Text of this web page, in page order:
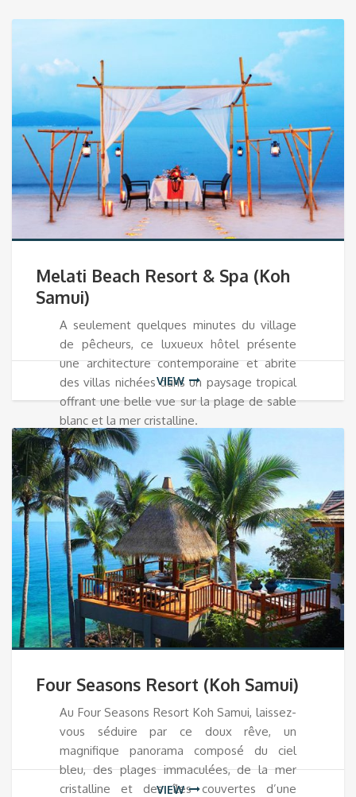
Melati Beach Resort & Spa (Koh
Samui)
A seulement quelques minutes du village
de pêcheurs, ce luxueux hôtel présente
une architecture contemporaine et abrite
des villas nichées dans un paysage tropical
offrant une belle vue sur la plage de sable
blanc et la mer cristalline.
VIEW
Four Seasons Resort (Koh Samui)
Au Four Seasons Resort Koh Samui, laissez-
vous séduire par ce doux rêve, un
magnifique panorama composé du ciel
bleu, des plages immaculées, de la mer
cristalline et des îles couvertes d’une
VIEW